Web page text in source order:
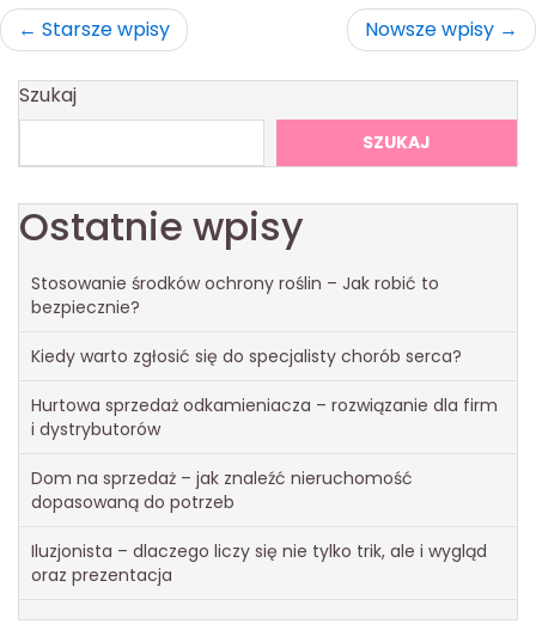
Nawigacja
po
wpisach
Starsze wpisy Nowsze wpisy
Szukaj
SZUKAJ
Ostatnie wpisy
Stosowanie środków ochrony roślin – Jak robić to
bezpiecznie?
Kiedy warto zgłosić się do specjalisty chorób serca?
Hurtowa sprzedaż odkamieniacza – rozwiązanie dla firm
i dystrybutorów
Dom na sprzedaż – jak znaleźć nieruchomość
dopasowaną do potrzeb
Iluzjonista – dlaczego liczy się nie tylko trik, ale i wygląd
oraz prezentacja